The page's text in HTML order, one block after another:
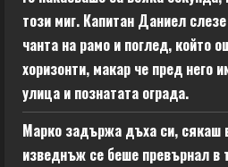
този миг. Капитан Даниел
чанта на рамо и поглед, който
хоризонти, макар че пред него
улица и познатата ограда.
Марко задържа дъха си, сякаш
изведнъж се беше превърнал в